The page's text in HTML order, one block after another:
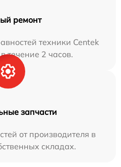
ремонт
техники Centek
течение 2 часов.
запчасти
от производителя в
складах.